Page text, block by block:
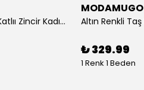
Altın Renk Kuş Figürlü iki Katlıı Zincir Kadın Y Kolye
MODAMUGO
₺ 329.99
1 Renk 1 Beden